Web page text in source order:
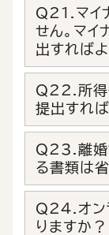
Q21.マイ
せん。マ
出すれば
Q22.所得
提出すれ
Q23.離婚
る書類は
Q24.オン
りますか？